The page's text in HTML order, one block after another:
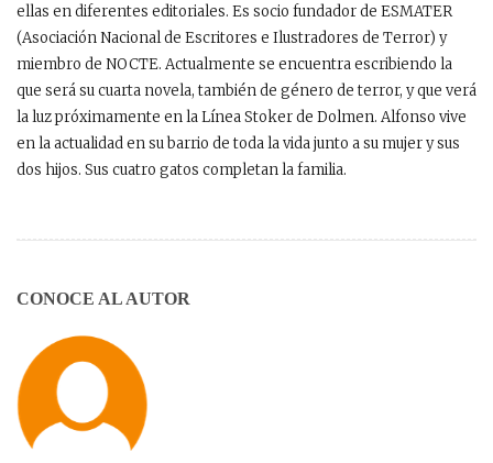
ellas en diferentes editoriales. Es socio fundador de ESMATER
(Asociación Nacional de Escritores e Ilustradores de Terror) y
miembro de NOCTE. Actualmente se encuentra escribiendo la
que será su cuarta novela, también de género de terror, y que verá
la luz próximamente en la Línea Stoker de Dolmen. Alfonso vive
en la actualidad en su barrio de toda la vida junto a su mujer y sus
dos hijos. Sus cuatro gatos completan la familia.
CONOCE AL AUTOR